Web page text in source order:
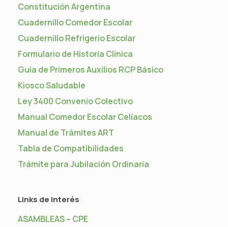
Constitución Argentina
Cuadernillo Comedor Escolar
Cuadernillo Refrigerio Escolar
Formulario de Historia Clínica
Guia de Primeros Auxilios RCP Básico
Kiosco Saludable
Ley 3400 Convenio Colectivo
Manual Comedor Escolar Celíacos
Manual de Trámites ART
Tabla de Compatibilidades
Trámite para Jubilación Ordinaria
Links de interés
ASAMBLEAS – CPE